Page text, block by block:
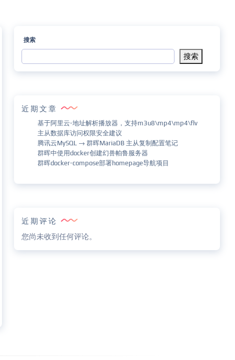
搜索
搜索
近期文章
基于阿里云-地址解析播放器，支持m3u8\mp4\mp4\flv
主从数据库访问权限安全建议
腾讯云MySQL → 群晖MariaDB 主从复制配置笔记
群晖中使用docker创建幻兽帕鲁服务器
群晖docker-compose部署homepage导航项目
近期评论
您尚未收到任何评论。